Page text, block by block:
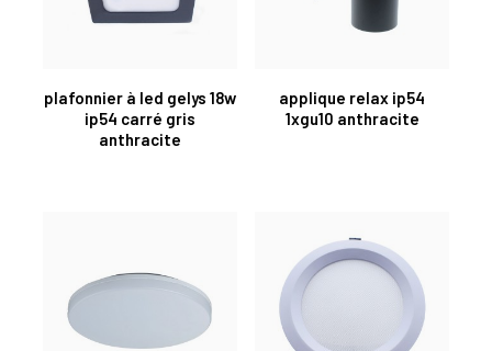
plafonnier à led gelys 18w
ip54 carré gris
anthracite
applique relax ip54
1xgu10 anthracite